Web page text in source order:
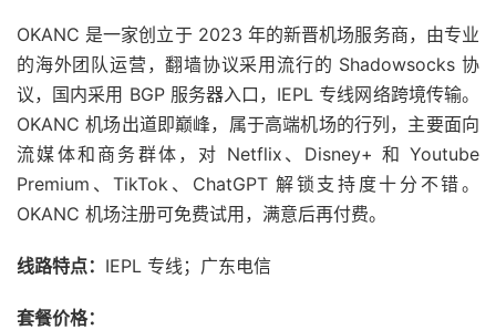
OKANC 是一家创立于 2023 年的新晋机场服务商，由专业
的海外团队运营，翻墙协议采用流行的 Shadowsocks 协
议，国内采用 BGP 服务器入口，IEPL 专线网络跨境传输。
OKANC 机场出道即巅峰，属于高端机场的行列，主要面向
流媒体和商务群体，对 Netflix、Disney+ 和 Youtube
Premium、TikTok、ChatGPT 解锁支持度十分不错。
OKANC 机场注册可免费试用，满意后再付费。
线路特点： IEPL 专线；广东电信
套餐价格：